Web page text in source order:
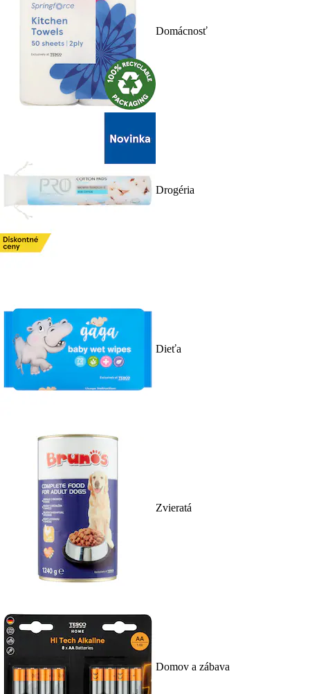
Domácnosť
Drogéria
Dieťa
Zvieratá
Domov a zábava